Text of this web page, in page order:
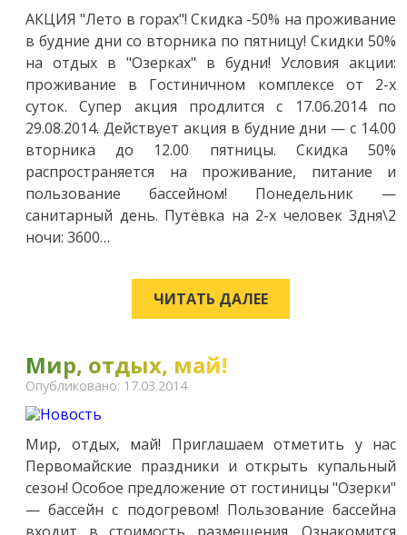
АКЦИЯ "Лето в горах"! Скидка -50% на проживание
в будние дни со вторника по пятницу! Скидки 50%
на отдых в "Озерках" в будни! Условия акции:
проживание в Гостиничном комплексе от 2-х
суток. Супер акция продлится с 17.06.2014 по
29.08.2014. Действует акция в будние дни — с 14.00
вторника до 12.00 пятницы. Скидка 50%
распространяется на проживание, питание и
пользование бассейном! Понедельник —
санитарный день. Путёвка на 2-х человек 3дня\2
ночи: 3600…
ЧИТАТЬ ДАЛЕЕ
Мир, отдых, май!
Опубликовано: 17.03.2014
Мир, отдых, май! Приглашаем отметить у нас
Первомайские праздники и открыть купальный
сезон! Особое предложение от гостиницы "Озерки"
— бассейн с подогревом! Пользование бассейна